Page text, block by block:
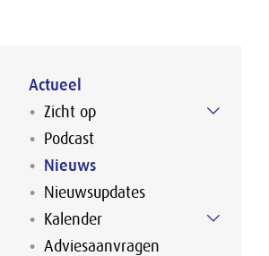
Actueel
Zicht op
Podcast
Nieuws
Nieuwsupdates
Kalender
Adviesaanvragen